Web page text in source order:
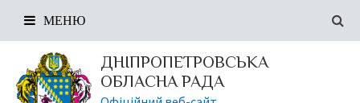
ДНІПРОПЕТРОВСЬКА
ОБЛАСНА РАДА
МЕНЮ